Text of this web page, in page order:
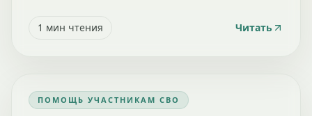
1 мин чтения Читать
ПОМОЩЬ УЧАСТНИКАМ СВО